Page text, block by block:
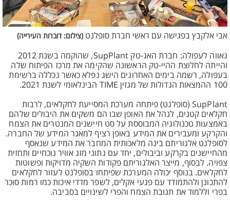
אבי אלקבץ בפגישה עם ראשי חברת סופלנט (צילום: דוברות העירייה)
גאווה לעפולה: חברת האג-טק SupPlant, שהוקמה בשנת 2012
והייתה לחלוצת ההיי-טק הראשונה שהקימה את מרכז הפיתוח שלה
בעפולה, רשמה בימים האחרונים הישג נפלא כאשר נכללה ברשימת
100 ההמצאות הגדולות של מגזין TIME הבינלאומי לשנת 2021.
SupPlant (סופלנט) פיתחה מערכת המסייעת לחקלאים, לרבות
חקלאים קטנים, לנהל את האופן שבו הם משקים את היבולים שלהם
באמצעות טכנולוגיה המבוססת על סט חיישנים המנטרים את הצמח
והקרקע ומעבירים את המידע באופן רציף למאגר המידע של החברה.
לסופלנט אלגוריתם בינה מלאכותית המחבר את המידע שנאסף
מהחיישנים בקרקע וביבולים, יחד עם נתוני מזג אוויר נוכחיים ותחזית
צפויה. לבסוף, מייצר האלגוריתם פקודות השקיה מדויקות ופשוטות
לחקלאים. בנוסף יכולה המערכת שפיתחו בסופלנט לעזור לחקלאים
להתכונן ולהתמודד עם פגעי אקלים, לשפר מדדי איכות כמו רמות סוכר
בפרי וללמוד את תגובת הצמח והפרי לשינויים בסביבה.